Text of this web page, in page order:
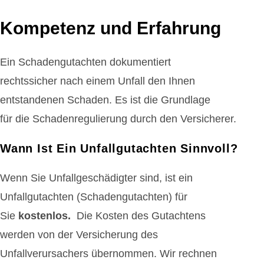
Kompetenz und Erfahrung
Ein Schadengutachten dokumentiert
rechtssicher nach einem Unfall den Ihnen
entstandenen Schaden. Es ist die Grundlage
für die Schadenregulierung durch den Versicherer.
Wann Ist Ein Unfallgutachten Sinnvoll?
Wenn Sie Unfallgeschädigter sind, ist ein
Unfallgutachten (Schadengutachten) für
Sie kostenlos. Die Kosten des Gutachtens
werden von der Versicherung des
Unfallverursachers übernommen. Wir rechnen